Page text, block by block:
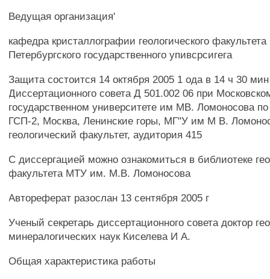
Ведущая организация'
кафедра кристаллографии геологического факультета
Петербургского государственного упивсрсигега
Защита состоится 14 октября 2005 1 ода в 14 ч 30
Диссертационного совета Д 501.002 06 при
государственном университете им МВ. Ломоносова
ГСП-2, Москва, Ленинские горы, МГ"У им М В.
геологический факультет, аудитория 415
С диссергацией можно ознакомиться в библиотеке
факультета МТУ им. М.В. Ломоносова
Автореферат разослан 13 сентября 2005 г
Ученый секретарь диссертационного совета доктор
минералогических наук Киселева И А.
Общая характеристика работы